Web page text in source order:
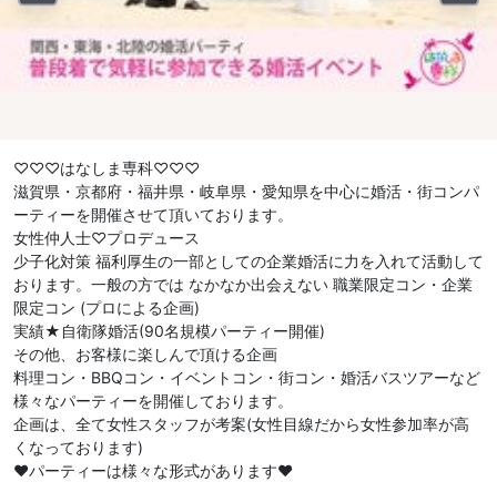
♡♡♡はなしま専科♡♡♡
滋賀県・京都府・福井県・岐阜県・愛知県を中心に婚活・街コンパ
ーティーを開催させて頂いております。
女性仲人士♡プロデュース
少子化対策 福利厚生の一部としての企業婚活に力を入れて活動して
おります。一般の方では なかなか出会えない 職業限定コン・企業
限定コン (プロによる企画)
実績★自衛隊婚活(90名規模パーティー開催)
その他、お客様に楽しんで頂ける企画
料理コン・BBQコン・イベントコン・街コン・婚活バスツアーなど
様々なパーティーを開催しております。
企画は、全て女性スタッフが考案(女性目線だから女性参加率が高
くなっております)
❤︎パーティーは様々な形式があります❤︎